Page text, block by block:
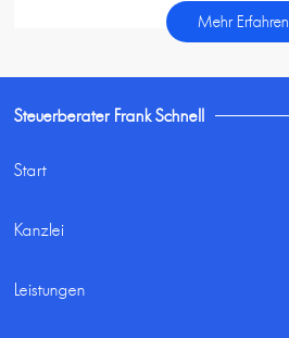
Mehr Erfahren
Steuerberater Frank Schnell
Start
Kanzlei
Leistungen